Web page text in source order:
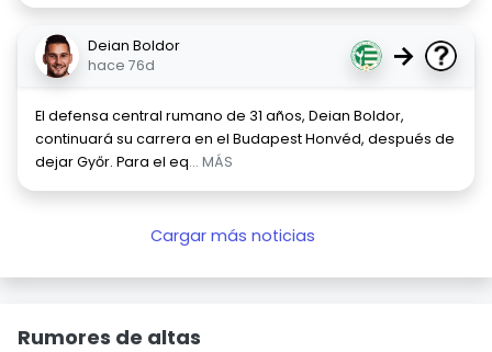
Deian Boldor
hace 76d
→
El defensa central rumano de 31 años, Deian Boldor,
continuará su carrera en el Budapest Honvéd, después de
dejar Győr. Para el eq... MÁS
Cargar más noticias
Rumores de altas